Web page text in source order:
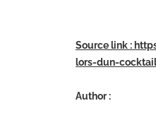
Source link :
lors-dun-
Author :